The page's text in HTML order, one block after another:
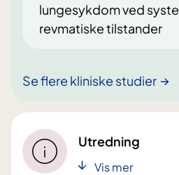
lungesykdom ved
revmatiske tilstander
Se flere kliniske studier
Utredning
Vis mer